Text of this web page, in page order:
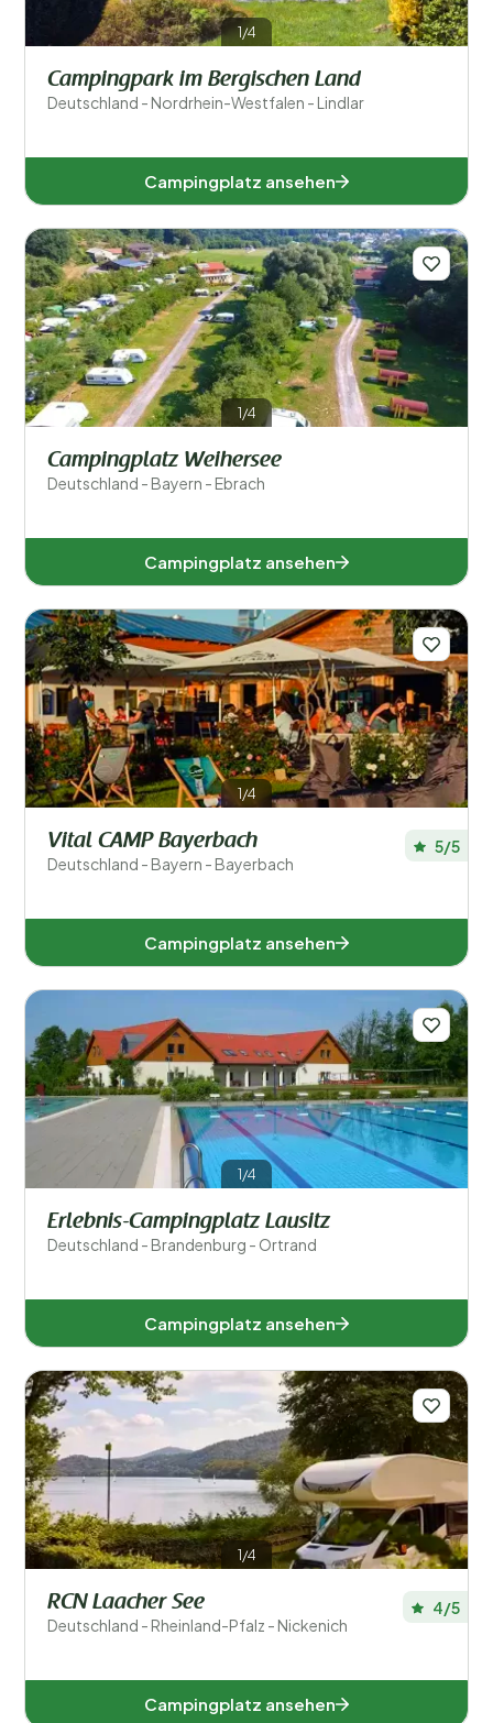
1/4
Campingpark im Bergischen Land
Deutschland - Nordrhein-Westfalen - Lindlar
Campingplatz ansehen
1/4
Campingplatz Weihersee
Deutschland - Bayern - Ebrach
Campingplatz ansehen
1/4
Vital CAMP Bayerbach
Deutschland - Bayern - Bayerbach
5/5
Campingplatz ansehen
1/4
Erlebnis-Campingplatz Lausitz
Deutschland - Brandenburg - Ortrand
Campingplatz ansehen
1/4
RCN Laacher See
Deutschland - Rheinland-Pfalz - Nickenich
4/5
Campingplatz ansehen